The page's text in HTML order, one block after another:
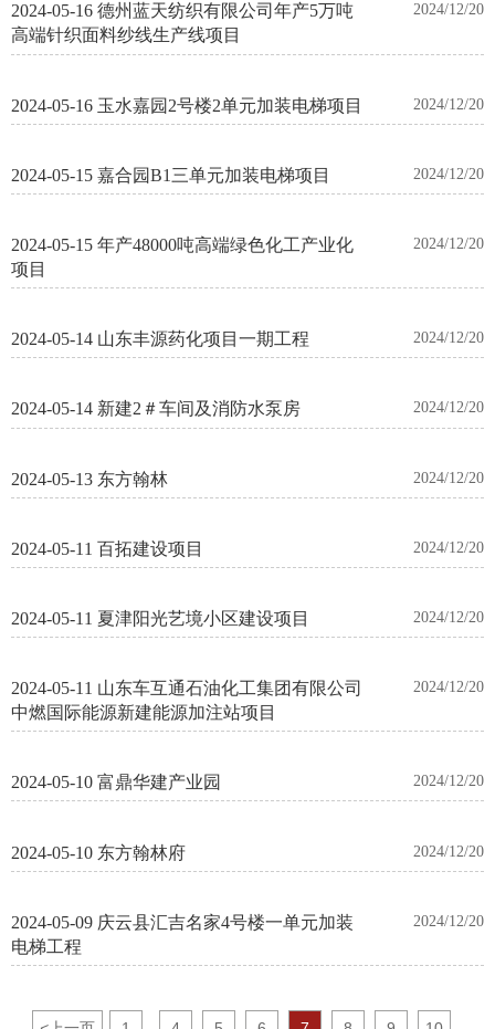
2024-05-16 德州蓝天纺织有限公司年产5万吨
高端针织面料纱线生产线项目
2024/12/20
2024-05-16 玉水嘉园2号楼2单元加装电梯项目 2024/12/20
2024-05-15 嘉合园B1三单元加装电梯项目 2024/12/20
2024-05-15 年产48000吨高端绿色化工产业化
项目
2024/12/20
2024-05-14 山东丰源药化项目一期工程 2024/12/20
2024-05-14 新建2＃车间及消防水泵房 2024/12/20
2024-05-13 东方翰林 2024/12/20
2024-05-11 百拓建设项目 2024/12/20
2024-05-11 夏津阳光艺境小区建设项目 2024/12/20
2024-05-11 山东车互通石油化工集团有限公司
中燃国际能源新建能源加注站项目
2024/12/20
2024-05-10 富鼎华建产业园 2024/12/20
2024-05-10 东方翰林府 2024/12/20
2024-05-09 庆云县汇吉名家4号楼一单元加装
电梯工程
2024/12/20